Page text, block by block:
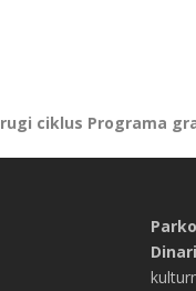
ciklus Programa